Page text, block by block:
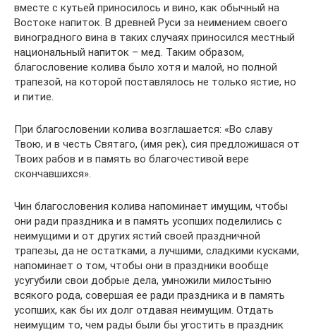
вместе с кутьей приносилось и вино, как обычный на
Востоке напиток. В древней Руси за неимением своего
виноградного вина в таких случаях приносился местный
национальный напиток – мед. Таким образом,
благословение колива было хотя и малой, но полной
трапезой, на которой поставлялось не только ястие, но
и питие.
При благословении колива возглашается: «Во славу
Твою, и в честь Святаго, (имя рек), сия предложишася от
Твоих рабов и в память во благочестивой вере
скончавшихся».
Чин благословения колива напоминает имущим, чтобы
они ради праздника и в память усопших поделились с
неимущими и от других ястий своей праздничной
трапезы, да не остатками, а лучшими, сладкими кусками,
напоминает о том, чтобы они в праздники вообще
усугубили свои добрые дела, умножили милостыню
всякого рода, совершая ее ради праздника и в память
усопших, как бы их долг отдавая неимущим. Отдать
неимущим то, чем рады были бы угостить в праздник